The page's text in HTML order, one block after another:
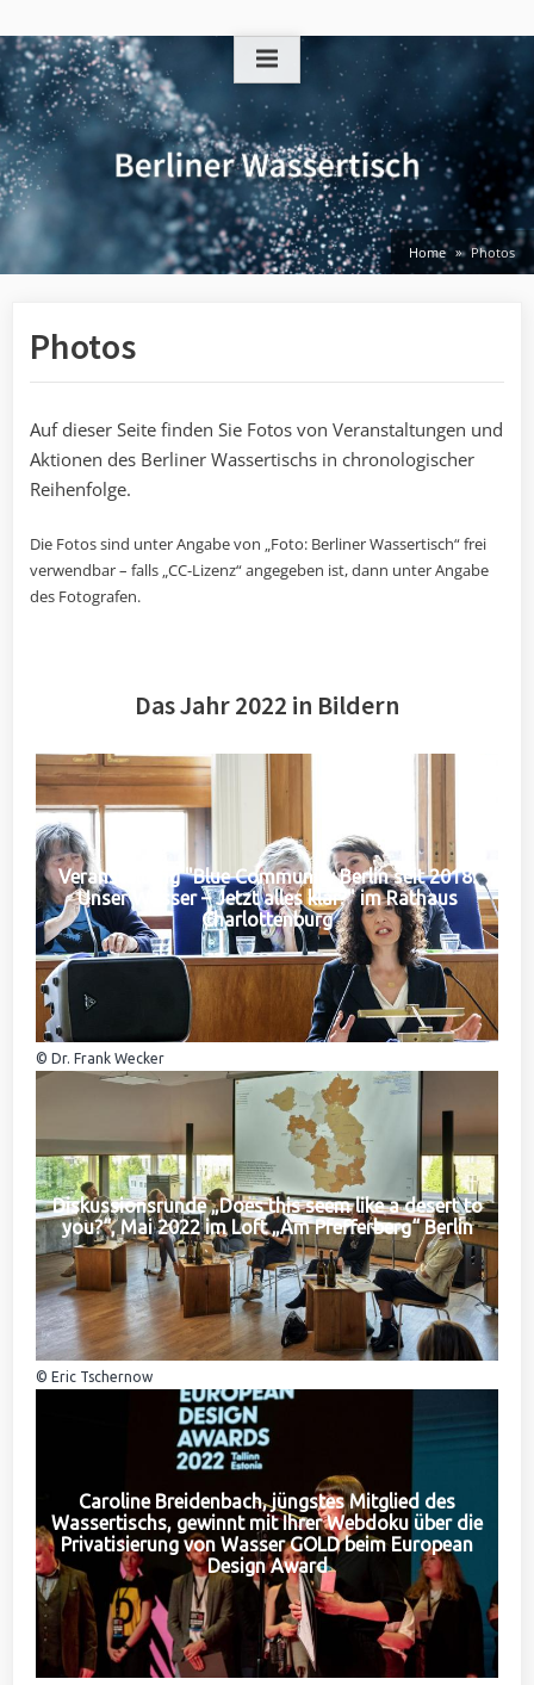
to
content
Home Photos
Photos
Auf dieser Seite finden Sie Fotos von Veranstaltungen und
Aktionen des Berliner Wassertischs in chronologischer
Reihenfolge.
Die Fotos sind unter Angabe von „Foto: Berliner Wassertisch“ frei
verwendbar – falls „CC-Lizenz“ angegeben ist, dann unter Angabe
des Fotografen.
Das Jahr 2022 in Bildern
Veranstaltung "Blue Community Berlin seit 2018:
Unser Wasser – Jetzt alles klar?" im Rathaus
Charlottenburg
© Dr. Frank Wecker
Diskussionsrunde „Does this seem like a desert to
you?“, Mai 2022 im Loft „Am Pfefferberg“ Berlin
© Eric Tschernow
Caroline Breidenbach, jüngstes Mitglied des
Wassertischs, gewinnt mit Ihrer Webdoku über die
Privatisierung von Wasser GOLD beim European
Design Award